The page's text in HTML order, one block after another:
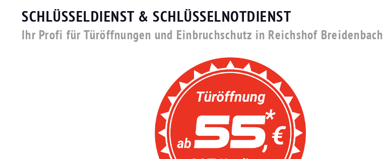
SCHLÜSSELDIENST & SCHLÜSSELNOTDIENST
Ihr Profi für Türöffnungen und Einbruchschutz in Reichshof Breidenbach